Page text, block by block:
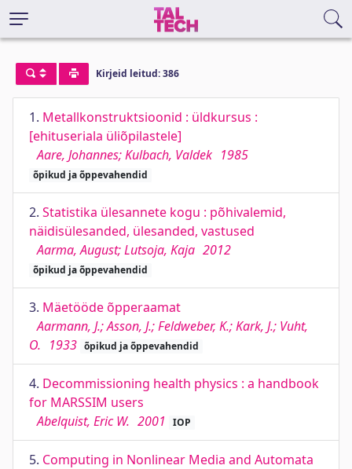
Kirjeid leitud: 386
1. Metallkonstruktsioonid : üldkursus :
[ehituseriala üliõpilastele]
Aare, Johannes; Kulbach, Valdek 1985
õpikud ja õppevahendid
2. Statistika ülesannete kogu : põhivalemid,
näidisülesanded, ülesanded, vastused
Aarma, August; Lutsoja, Kaja 2012
õpikud ja õppevahendid
3. Mäetööde õpperaamat
Aarmann, J.; Asson, J.; Feldweber, K.; Kark, J.; Vuht,
O. 1933 õpikud ja õppevahendid
4. Decommissioning health physics : a handbook
for MARSSIM users
Abelquist, Eric W. 2001 IOP
5. Computing in Nonlinear Media and Automata